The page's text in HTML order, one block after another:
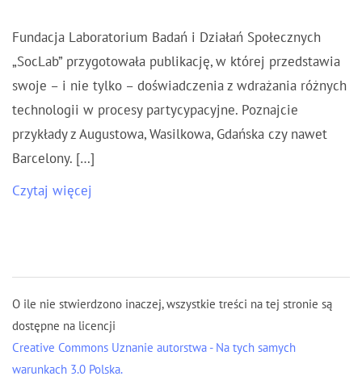
Fundacja Laboratorium Badań i Działań Społecznych
„SocLab” przygotowała publikację, w której przedstawia
swoje – i nie tylko – doświadczenia z wdrażania różnych
technologii w procesy partycypacyjne. Poznajcie
przykłady z Augustowa, Wasilkowa, Gdańska czy nawet
Barcelony. […]
Czytaj więcej
O ile nie stwierdzono inaczej, wszystkie treści na tej stronie są
dostępne na licencji
Creative Commons Uznanie autorstwa - Na tych samych
warunkach 3.0 Polska.